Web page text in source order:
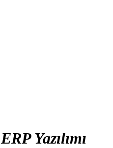
ERPYazılımı